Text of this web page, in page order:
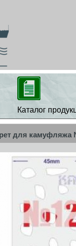
Каталог
для камуфляжа